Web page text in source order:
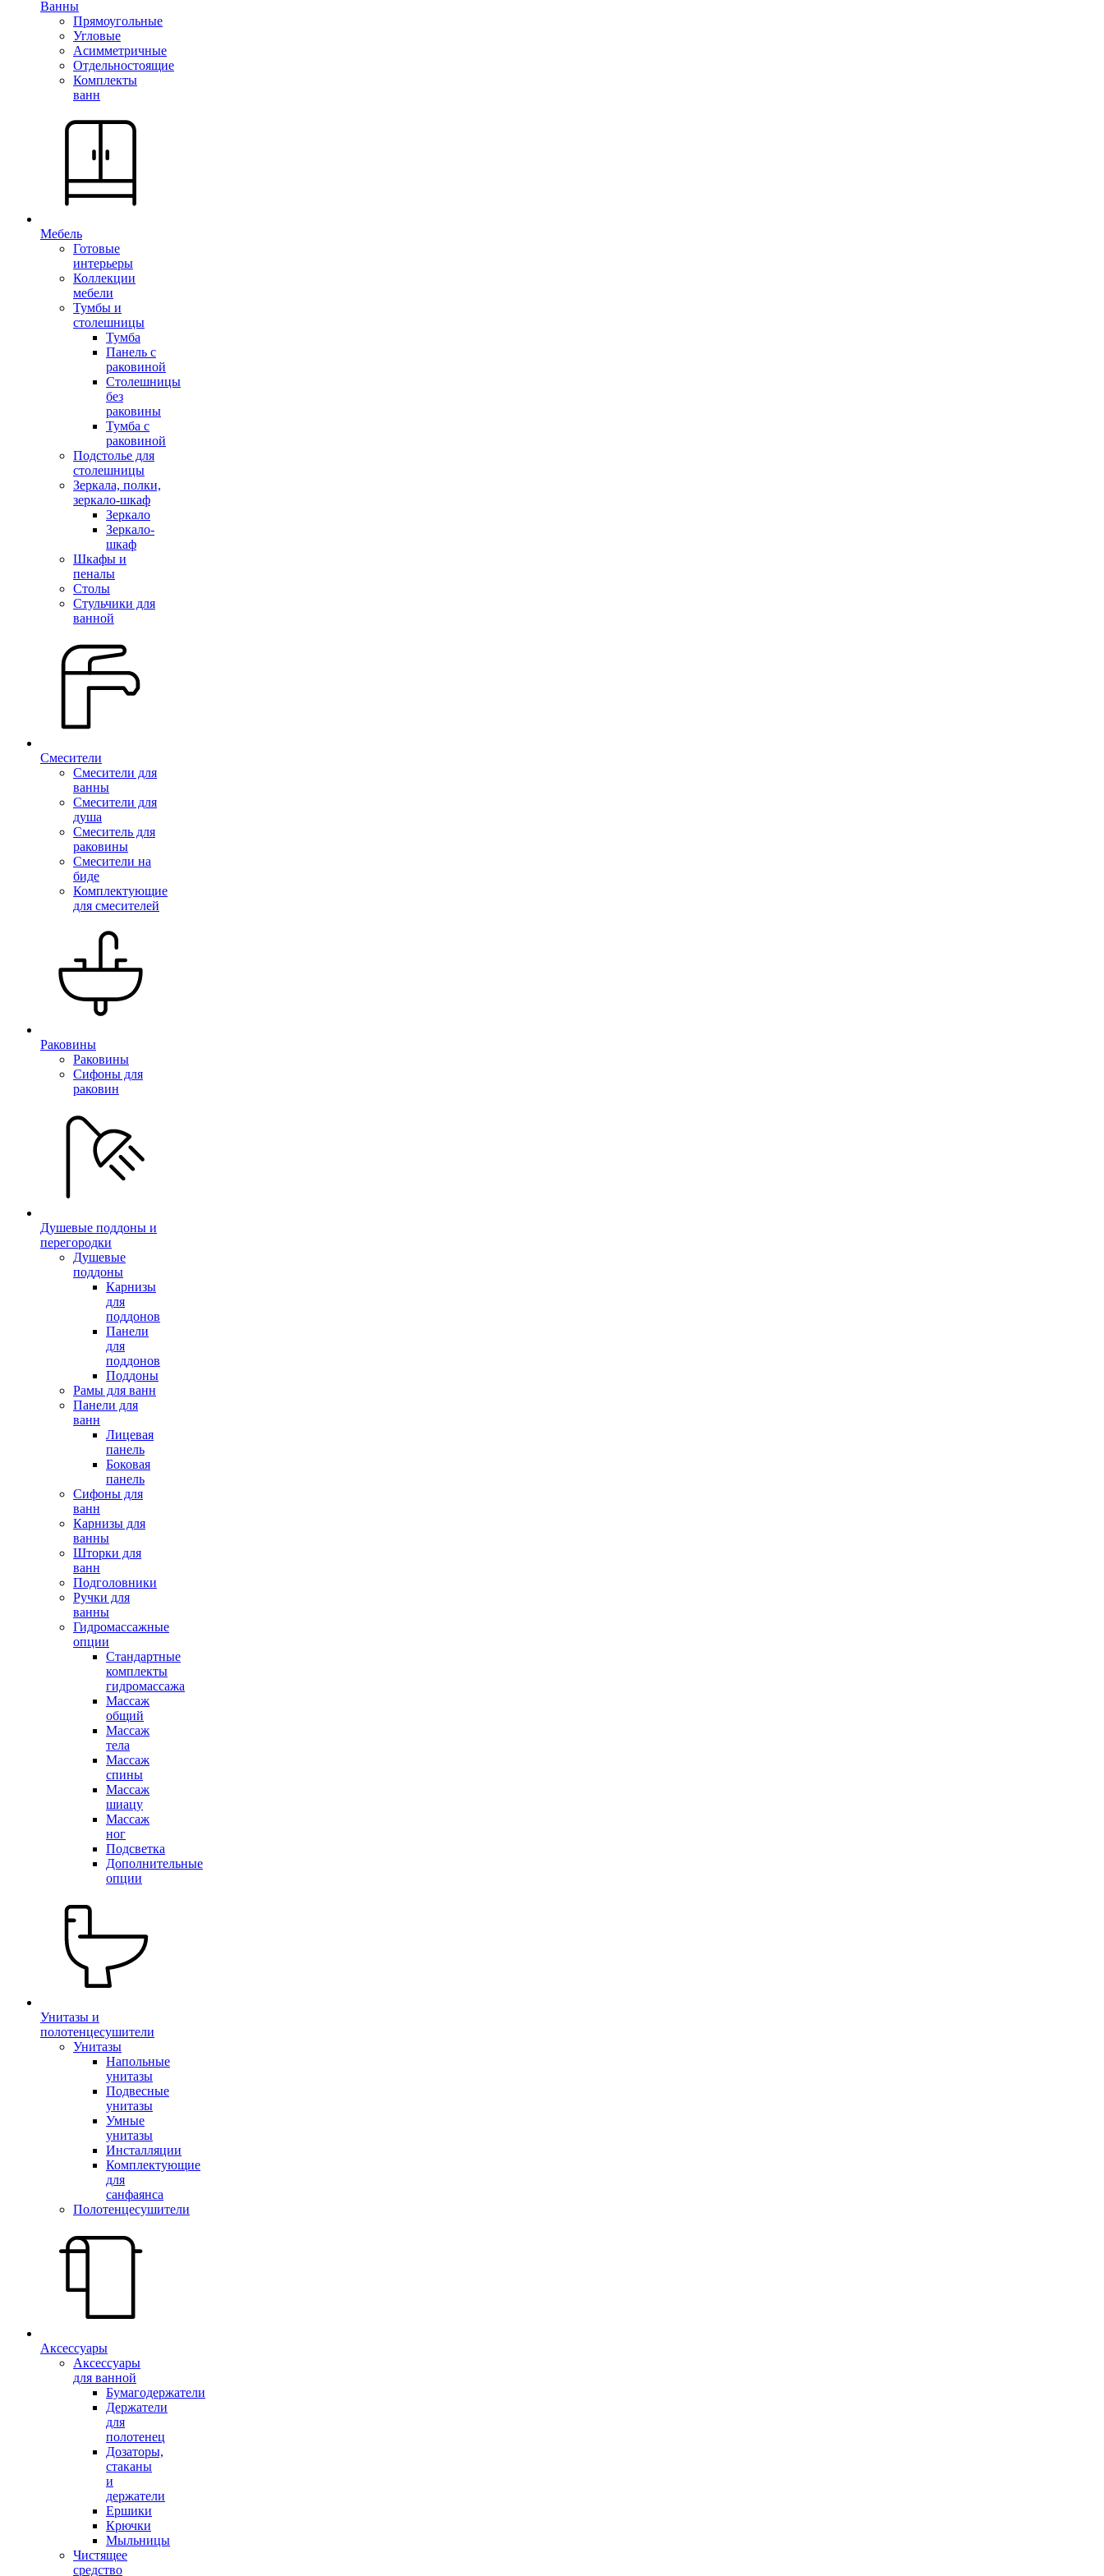
Ванны
Прямоугольные
Угловые
Асимметричные
Отдельностоящие
Комплекты
ванн
Мебель
Готовые
интерьеры
Коллекции
мебели
Тумбы и
столешницы
Тумба
Панель с
раковиной
Столешницы
без
раковины
Тумба с
раковиной
Подстолье для
столешницы
Зеркала, полки,
зеркало-шкаф
Зеркало
Зеркало-
шкаф
Шкафы и
пеналы
Столы
Стульчики для
ванной
Смесители
Смесители для
ванны
Смесители для
душа
Смеситель для
раковины
Смесители на
биде
Комплектующие
для смесителей
Раковины
Раковины
Сифоны для
раковин
Душевые поддоны и
перегородки
Душевые
поддоны
Карнизы
для
поддонов
Панели
для
поддонов
Поддоны
Рамы для ванн
Панели для
ванн
Лицевая
панель
Боковая
панель
Сифоны для
ванн
Карнизы для
ванны
Шторки для
ванн
Подголовники
Ручки для
ванны
Гидромассажные
опции
Стандартные
комплекты
гидромассажа
Массаж
общий
Массаж
тела
Массаж
спины
Массаж
шиацу
Массаж
ног
Подсветка
Дополнительные
опции
Унитазы и
полотенцесушители
Унитазы
Напольные
унитазы
Подвесные
унитазы
Умные
унитазы
Инсталляции
Комплектующие
для
санфаянса
Полотенцесушители
Аксессуары
Аксессуары
для ванной
Бумагодержатели
Держатели
для
полотенец
Дозаторы,
стаканы
и
держатели
Ершики
Крючки
Мыльницы
Чистящее
средство